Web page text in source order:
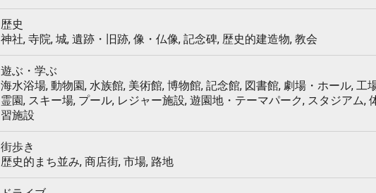
歴史
神社, 寺院, 城, 遺跡・旧跡, 像・仏像, 記念碑, 歴史的建造物, 教会
遊ぶ・学ぶ
海水浴場, 動物園, 水族館, 美術館, 博物館, 記念館, 図書館, 劇場・ホール, 工
霊園, スキー場, プール, レジャー施設, 遊園地・テーマパーク, スタジアム,
習施設
街歩き
歴史的まち並み, 商店街, 市場, 路地